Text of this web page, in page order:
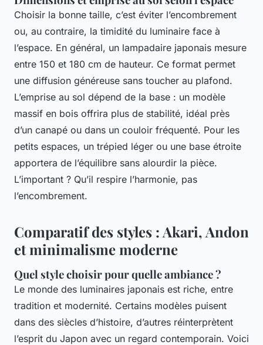
Choisir la bonne taille, c’est éviter l’encombrement
ou, au contraire, la timidité du luminaire face à
l’espace. En général, un lampadaire japonais mesure
entre 150 et 180 cm de hauteur. Ce format permet
une diffusion généreuse sans toucher au plafond.
L’emprise au sol dépend de la base : un modèle
massif en bois offrira plus de stabilité, idéal près
d’un canapé ou dans un couloir fréquenté. Pour les
petits espaces, un trépied léger ou une base étroite
apportera de l’équilibre sans alourdir la pièce.
L’important ? Qu’il respire l’harmonie, pas
l’encombrement.
Comparatif des styles : Akari, Andon
et minimalisme moderne
Quel style choisir pour quelle ambiance ?
Le monde des luminaires japonais est riche, entre
tradition et modernité. Certains modèles puisent
dans des siècles d’histoire, d’autres réinterprètent
l’esprit du Japon avec un regard contemporain. Voici